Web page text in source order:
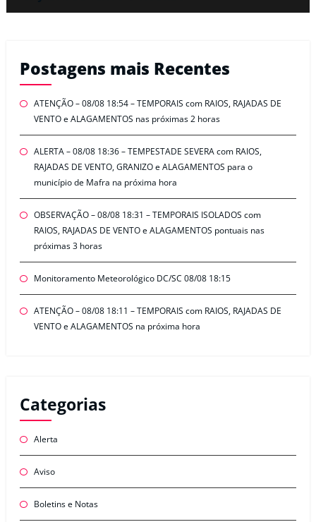
Postagens mais Recentes
ATENÇÃO – 08/08 18:54 – TEMPORAIS com RAIOS, RAJADAS DE
VENTO e ALAGAMENTOS nas próximas 2 horas
ALERTA – 08/08 18:36 – TEMPESTADE SEVERA com RAIOS,
RAJADAS DE VENTO, GRANIZO e ALAGAMENTOS para o
município de Mafra na próxima hora
OBSERVAÇÃO – 08/08 18:31 – TEMPORAIS ISOLADOS com
RAIOS, RAJADAS DE VENTO e ALAGAMENTOS pontuais nas
próximas 3 horas
Monitoramento Meteorológico DC/SC 08/08 18:15
ATENÇÃO – 08/08 18:11 – TEMPORAIS com RAIOS, RAJADAS DE
VENTO e ALAGAMENTOS na próxima hora
Categorias
Alerta
Aviso
Boletins e Notas